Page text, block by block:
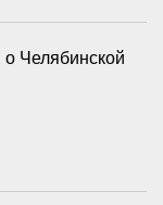
о Челябинской